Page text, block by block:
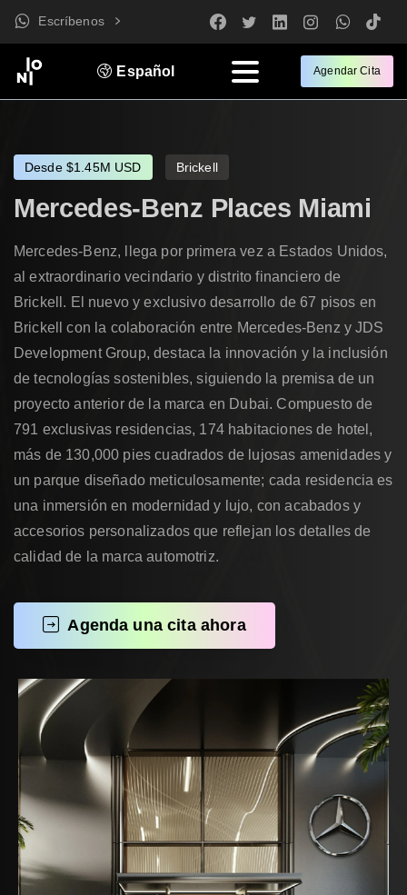
Escríbenos
Español Agendar Cita
Desde $1.45M USD Brickell
Mercedes-Benz Places Miami
Mercedes-Benz, llega por primera vez a Estados Unidos,
al extraordinario vecindario y distrito financiero de
Brickell. El nuevo y exclusivo desarrollo de 67 pisos en
Brickell con la colaboración entre Mercedes-Benz y JDS
Development Group, destaca la innovación y la inclusión
de tecnologías sostenibles, siguiendo la premisa de un
proyecto anterior de la marca en Dubai. Compuesto de
791 exclusivas residencias, 174 habitaciones de hotel,
más de 130,000 pies cuadrados de lujosas amenidades y
un parque diseñado meticulosamente; cada residencia es
una inmersión en modernidad y lujo, con acabados y
accesorios personalizados que reflejan los detalles de
calidad de la marca automotriz.
Agenda una cita ahora